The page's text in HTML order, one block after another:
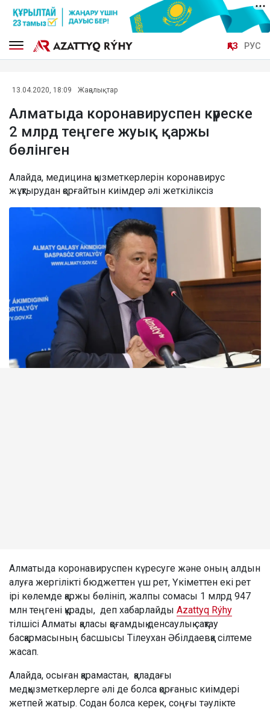
ҚАЗ РУС
13.04.2020, 18:09 Жаңалықтар
Алматыда коронавируспен күреске
2 млрд теңгеге жуық қаржы
бөлінген
Алайда, медицина қызметкерлерін коронавирус
жұқтырудан қорғайтын киімдер әлі жеткіліксіз
Алматыда коронавируспен күресуге және оның алдын
алуға жергілікті бюджеттен үш рет, Үкіметтен екі рет
ірі көлемде қаржы бөлініп, жалпы сомасы 1 млрд 947
млн теңгені құрады, деп хабарлайды Azattyq Rýhy
тілшісі Алматы қаласы қоғамдық денсаулық сақтау
басқармасының басшысы Тілеухан Әбілдаевқа сілтеме
жасап.
Алайда, осыған қарамастан, қаладағы
медқызметкерлерге әлі де болса қорғаныс киімдері
жетпей жатыр. Содан болса керек, соңғы тәулікте